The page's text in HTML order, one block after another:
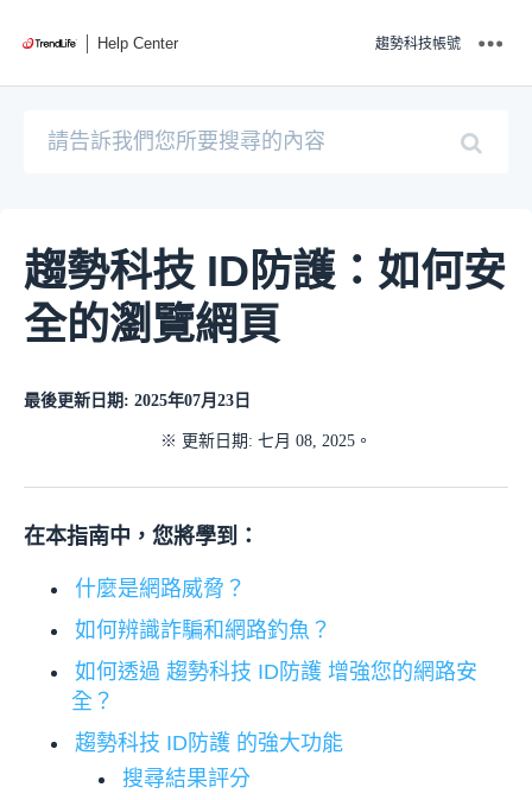
Help Center 趨勢科技帳號
趨勢科技 ID防護：如何安
全的瀏覽網頁
最後更新日期: 2025年07月23日
※ 更新日期: 七月 08, 2025。
在本指南中，您將學到：
什麼是網路威脅？
如何辨識詐騙和網路釣魚？
如何透過 趨勢科技 ID防護 增強您的網路安
全？
趨勢科技 ID防護 的強大功能
搜尋結果評分